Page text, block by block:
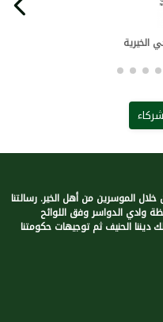
الخيرية
الموسرين من أهل الخير. رسالتنا
وادي الدواسر وفق اللوائح
ديننا الحنيف ثم توجيهات حكومتنا